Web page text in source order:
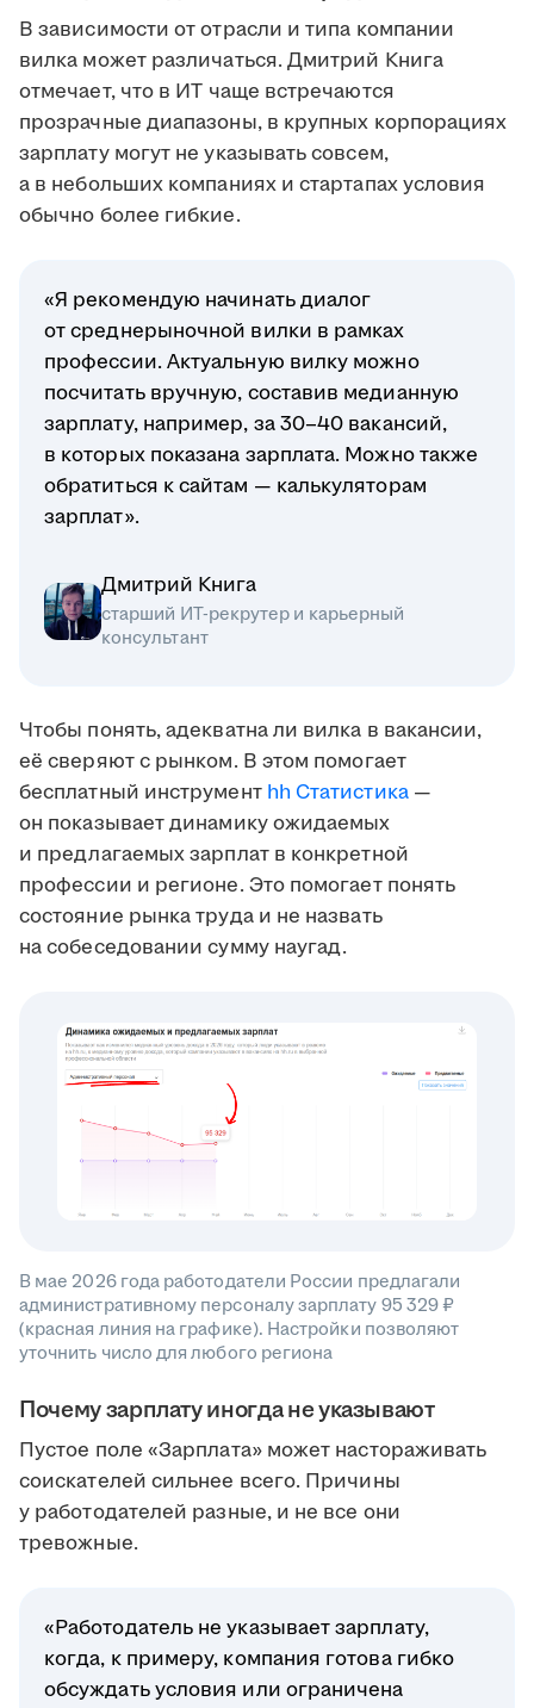
В зависимости от отрасли и типа компании
вилка может различаться. Дмитрий Книга
отмечает, что в ИТ чаще встречаются
прозрачные диапазоны, в крупных корпорациях
зарплату могут не указывать совсем,
а в небольших компаниях и стартапах условия
обычно более гибкие.
«Я рекомендую начинать диалог
от среднерыночной вилки в рамках
профессии. Актуальную вилку можно
посчитать вручную, составив медианную
зарплату, например, за 30–40 вакансий,
в которых показана зарплата. Можно также
обратиться к сайтам — калькуляторам
зарплат».
Дмитрий Книга
старший ИТ-рекрутер и карьерный
консультант
Чтобы понять, адекватна ли вилка в вакансии,
её сверяют с рынком. В этом помогает
бесплатный инструмент hh Статистика—
он показывает динамику ожидаемых
и предлагаемых зарплат в конкретной
профессии и регионе. Это помогает понять
состояние рынка труда и не назвать
на собеседовании сумму наугад.
В мае 2026 года работодатели России предлагали
административному персоналу зарплату 95 329 ₽
(красная линия на графике). Настройки позволяют
уточнить число для любого региона
Почему зарплату иногда не указывают
Пустое поле «Зарплата» может настораживать
соискателей сильнее всего. Причины
у работодателей разные, и не все они
тревожные.
«Работодатель не указывает зарплату,
когда, к примеру, компания готова гибко
обсуждать условия или ограничена